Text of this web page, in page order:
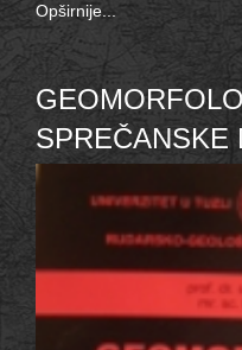
Opširnije...
SPREČANSKE